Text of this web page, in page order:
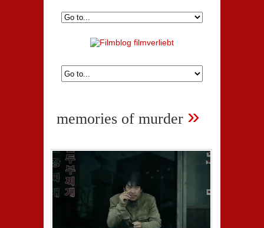
memories of murder »